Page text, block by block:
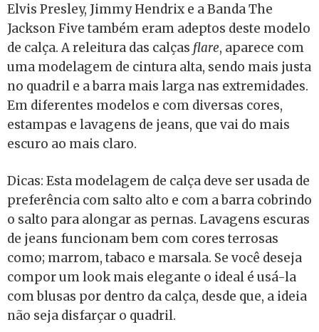
Elvis Presley, Jimmy Hendrix e a Banda The
Jackson Five também eram adeptos deste modelo
de calça. A releitura das calças flare, aparece com
uma modelagem de cintura alta, sendo mais justa
no quadril e a barra mais larga nas extremidades.
Em diferentes modelos e com diversas cores,
estampas e lavagens de jeans, que vai do mais
escuro ao mais claro.
Dicas: Esta modelagem de calça deve ser usada de
preferência com salto alto e com a barra cobrindo
o salto para alongar as pernas. Lavagens escuras
de jeans funcionam bem com cores terrosas
como; marrom, tabaco e marsala. Se você deseja
compor um look mais elegante o ideal é usá-la
com blusas por dentro da calça, desde que, a ideia
não seja disfarçar o quadril.